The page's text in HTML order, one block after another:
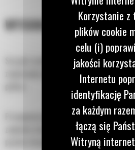
WYSOKA WYDAJNOŚĆ
Szczęki rozdrabniacza Cat zapewniają
zwiększenia ogólnej wydajności pracy
Przewymiarowany cylinder
zapewnia dużą siłę kruszenia do
prętów zbrojeniowych.
Korzystanie z
plików cookie
celu (i)
jakości
Internetu
identyfikację
za każdym
łączą się
Witryną